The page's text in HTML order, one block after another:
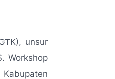
unsur
Workshop
Kabupaten